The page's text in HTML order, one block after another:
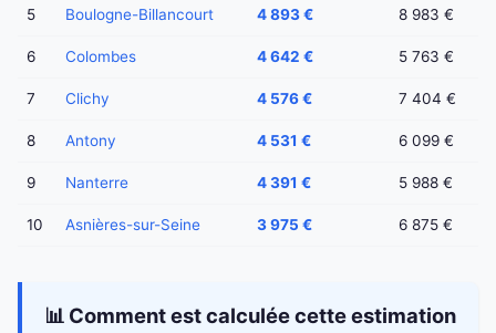
5 Boulogne-Billancourt 4 893 € 8 983 €
6 Colombes 4 642 € 5 763 €
7 Clichy 4 576 € 7 404 €
8 Antony 4 531 € 6 099 €
9 Nanterre 4 391 € 5 988 €
10 Asnières-sur-Seine 3 975 € 6 875 €
📊 Comment est calculée cette estimation